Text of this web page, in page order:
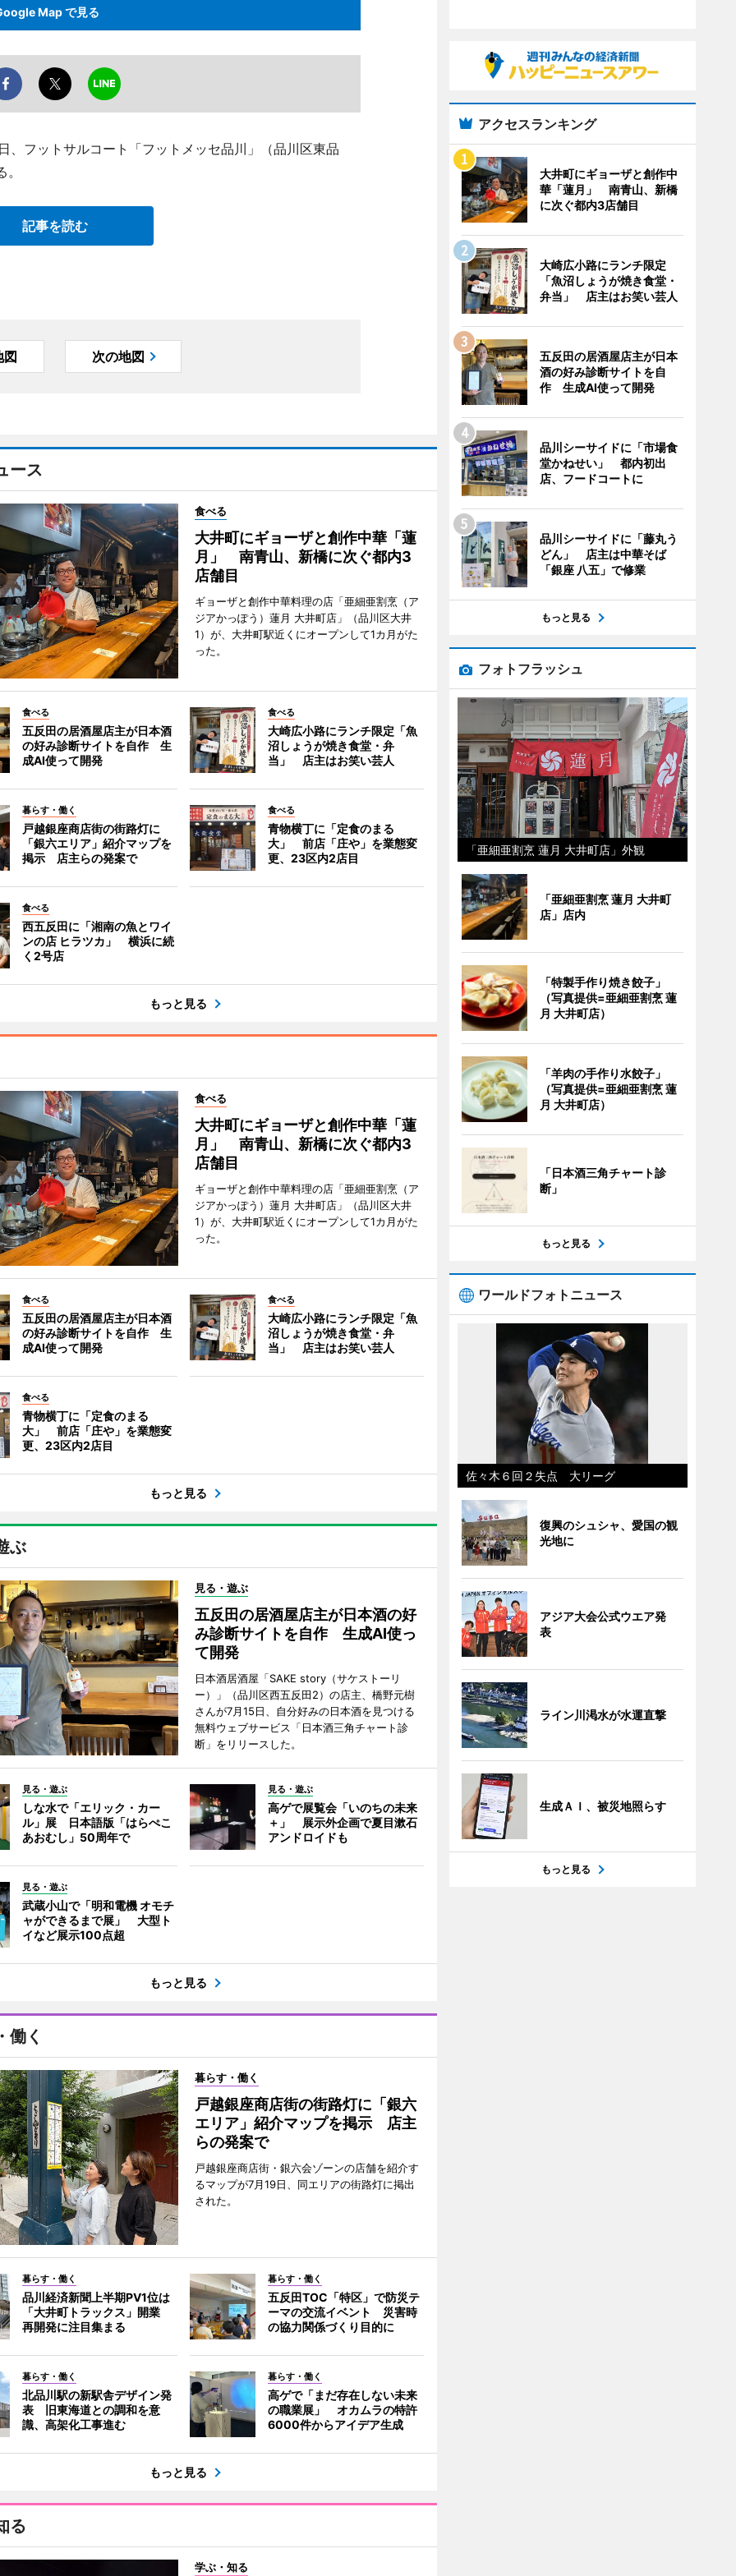
Map で見る
フットサルコート「フットメッセ品川」（品川区東品
記事を読む
図 次の地図
ース
食べる
大井町にギョーザと創作中華「蓮
月」 南青山、新橋に次ぐ都内3
店舗目
ギョーザと創作中華料理の店「亜細亜割烹（ア
ジアかっぽう）蓮月 大井町店」（品川区大井
1）が、大井町駅近くにオープンして1カ月がた
った。
食べる
五反田の居酒屋店主が日本酒
の好み診断サイトを自作 生
成AI使って開発
食べる
大崎広小路にランチ限定「魚
沼しょうが焼き食堂・弁
当」 店主はお笑い芸人
暮らす・働く
戸越銀座商店街の街路灯に
「銀六エリア」紹介マップを
掲示 店主らの発案で
食べる
青物横丁に「定食のまる
大」 前店「庄や」を業態変
更、23区内2店目
食べる
西五反田に「湘南の魚とワイ
ンの店 ヒラツカ」 横浜に続
く2号店
もっと見る
食べる
大井町にギョーザと創作中華「蓮
月」 南青山、新橋に次ぐ都内3
店舗目
ギョーザと創作中華料理の店「亜細亜割烹（ア
ジアかっぽう）蓮月 大井町店」（品川区大井
1）が、大井町駅近くにオープンして1カ月がた
った。
食べる
五反田の居酒屋店主が日本酒
の好み診断サイトを自作 生
成AI使って開発
食べる
大崎広小路にランチ限定「魚
沼しょうが焼き食堂・弁
当」 店主はお笑い芸人
食べる
青物横丁に「定食のまる
大」 前店「庄や」を業態変
更、23区内2店目
もっと見る
ぶ
見る・遊ぶ
五反田の居酒屋店主が日本酒の好
み診断サイトを自作 生成AI使っ
て開発
日本酒居酒屋「SAKE story（サケストーリ
ー）」（品川区西五反田2）の店主、橋野元樹
さんが7月15日、自分好みの日本酒を見つける
無料ウェブサービス「日本酒三角チャート診
断」をリリースした。
見る・遊ぶ
しな水で「エリック・カー
ル」展 日本語版「はらぺこ
あおむし」50周年で
見る・遊ぶ
高ゲで展覧会「いのちの未来
＋」 展示外企画で夏目漱石
アンドロイドも
見る・遊ぶ
武蔵小山で「明和電機 オモチ
ャができるまで展」 大型ト
イなど展示100点超
もっと見る
働く
暮らす・働く
戸越銀座商店街の街路灯に「銀六
エリア」紹介マップを掲示 店主
らの発案で
戸越銀座商店街・銀六会ゾーンの店舗を紹介す
るマップが7月19日、同エリアの街路灯に掲出
された。
暮らす・働く
品川経済新聞上半期PV1位は
「大井町トラックス」開業
再開発に注目集まる
暮らす・働く
五反田TOC「特区」で防災テ
ーマの交流イベント 災害時
の協力関係づくり目的に
暮らす・働く
北品川駅の新駅舎デザイン発
表 旧東海道との調和を意
識、高架化工事進む
暮らす・働く
高ゲで「まだ存在しない未来
の職業展」 オカムラの特許
6000件からアイデア生成
もっと見る
る
学ぶ・知る
アクセスランキング
大井町にギョーザと創作中
華「蓮月」 南青山、新橋
に次ぐ都内3店舗目
大崎広小路にランチ限定
「魚沼しょうが焼き食堂・
弁当」 店主はお笑い芸人
五反田の居酒屋店主が日本
酒の好み診断サイトを自
作 生成AI使って開発
品川シーサイドに「市場食
堂かねせい」 都内初出
店、フードコートに
品川シーサイドに「藤丸う
どん」 店主は中華そば
「銀座 八五」で修業
もっと見る
フォトフラッシュ
「亜細亜割烹 蓮月 大井町店」外観
「亜細亜割烹 蓮月 大井町
店」店内
「特製手作り焼き餃子」
（写真提供=亜細亜割烹 蓮
月 大井町店）
「羊肉の手作り水餃子」
（写真提供=亜細亜割烹 蓮
月 大井町店）
「日本酒三角チャート診
断」
もっと見る
ワールドフォトニュース
佐々木６回２失点 大リーグ
復興のシュシャ、愛国の観
光地に
アジア大会公式ウエア発
表
ライン川渇水が水運直撃
生成ＡＩ、被災地照らす
もっと見る